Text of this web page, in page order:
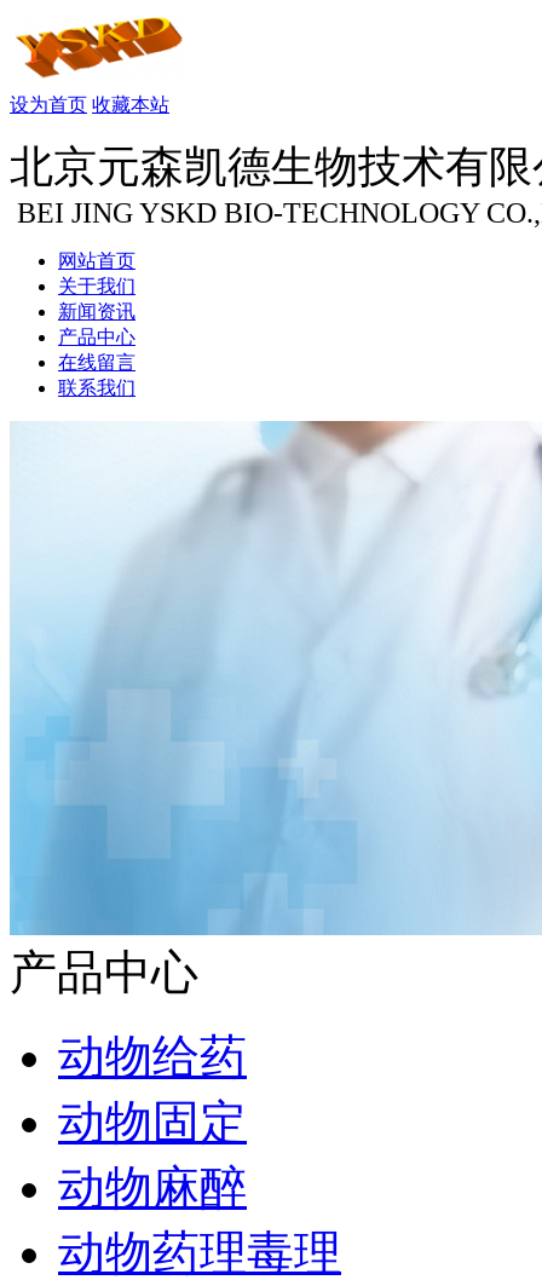
设为首页 收藏本站
北京元森凯德生物技术有
BEI JING YSKD BIO-TECHNOLOGY
网站首页
关于我们
新闻资讯
产品中心
在线留言
联系我们
产品中心
动物给药
动物固定
动物麻醉
动物药理毒理